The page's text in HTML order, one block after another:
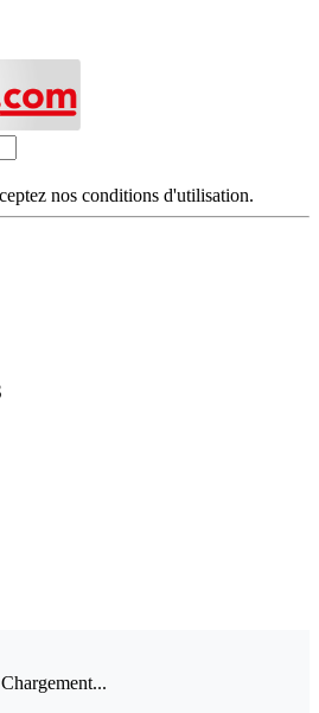
nos conditions d'utilisation.
Chargement...